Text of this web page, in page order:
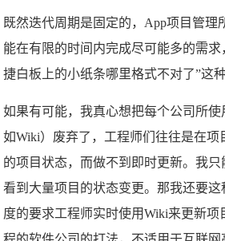
既然迭代周期是固定的，App项目管理
能在有限的时间内完成尽可能多的需
捷白板上的小纸条哪里格式不对了”这
如果有可能，我真心想把每个公司所
如Wiki）废弃了，工程师们往往是在项
的项目状态，而做不到即时更新。我
看到大量项目的状态变更。那我还要
度的要求工程师实时使用Wiki来更新项